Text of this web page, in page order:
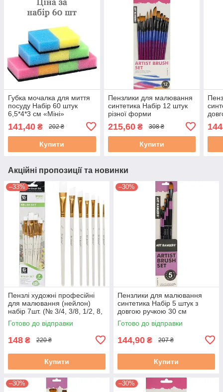
Губка мочалка для миття
посуду Набір 60 штук
6,5*4*3 см «Міні»
141,40 ₴ 202 ₴
Купити
Пензлики для малювання
синтетика Набір 12 штук
різної форми
(1,2,3,4,5,6,7,8,9,10,11,12)
215,60₴ 308 ₴
Купити
Акційні пропозиції та новинки
–33%
Пензлі художні професійні
для малювання (нейлон)
набір 7шт. (№ 3/4, 3/8, 1/2, 8,
4, 4, 1)
Готово до відправки
148 ₴ 220 ₴
Купити
–30%
Пензлики для малювання
синтетика Набір 5 штук з
довгою ручкою 30 см
(2,2,2,4,6)
Готово до відправки
144,90 ₴ 207 ₴
Купити
–30% –30%